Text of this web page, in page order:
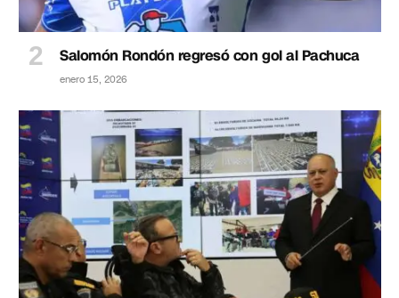
Salomón Rondón regresó con gol al Pachuca
enero 15, 2026